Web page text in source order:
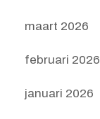
maart 2026
februari 2026
januari 2026